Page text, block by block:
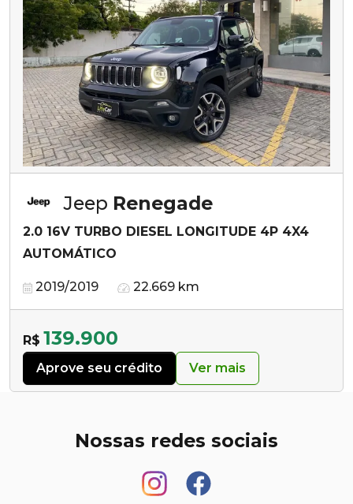
Jeep Renegade
2.0 16V TURBO DIESEL LONGITUDE 4P 4X4
AUTOMÁTICO
2019/2019 22.669 km
R$ 139.900
Aprove seu crédito Ver mais
Nossas redes sociais